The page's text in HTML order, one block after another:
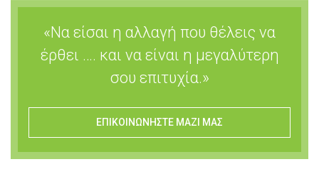
«Να είσαι η αλλαγή που θέλεις να
έρθει …. και να είναι η μεγαλύτερη
σου επιτυχία.»
ΕΠΙΚΟΙΝΩΝΗΣΤΕ ΜΑΖΙ ΜΑΣ